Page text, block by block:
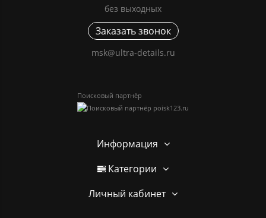
без выходных
Заказать звонок
msk@ultra-details.ru
Поисковый партнёр
Информация
Категории
Личный кабинет